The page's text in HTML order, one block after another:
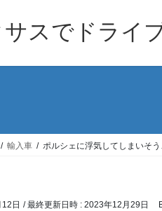
サスでドライ
輸入車 ポルシェに浮気してしまいそ
日 / 最終更新日時 : 2023年12月29日